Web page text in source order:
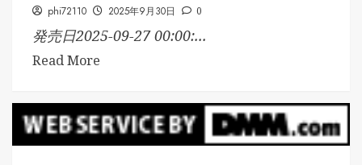
phi72110 2025年9月30日 0
発売日2025-09-27 00:00:...
Read More